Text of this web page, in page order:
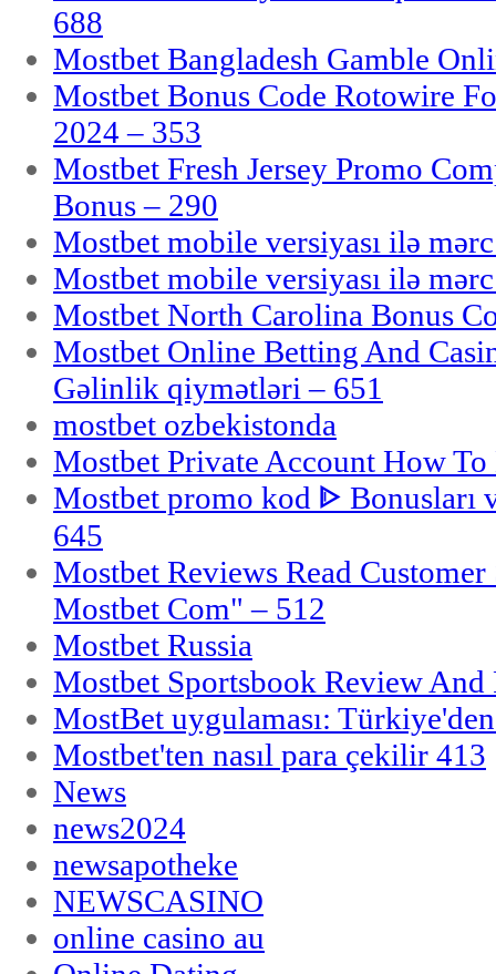
688
Mostbet Bangladesh Gamble
Mostbet Bonus Code Rotowire
2024 – 353
Mostbet Fresh Jersey Promo
Bonus – 290
Mostbet mobile versiyası ilə
Mostbet mobile versiyası ilə
Mostbet North Carolina Bonus
Mostbet Online Betting And
Gəlinlik qiymətləri – 651
mostbet ozbekistonda
Mostbet Private Account How
Mostbet promo kod ᐈ Bonusları
645
Mostbet Reviews Read
Mostbet Com" – 512
Mostbet Russia
Mostbet Sportsbook Review And
MostBet uygulaması:
Mostbet'ten nasıl para çekilir 413
News
news2024
newsapotheke
NEWSCASINO
online casino au